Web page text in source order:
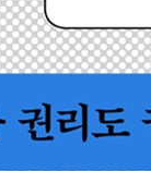
| 의사가 형사
| 안락사 가이드
용 조건을 제시한
청에 의한 죽음’
코하마 판결 | 나